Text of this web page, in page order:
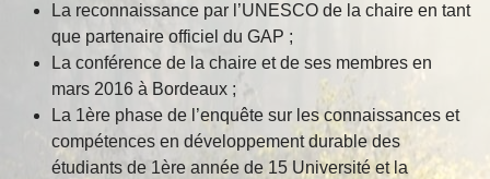
La reconnaissance par l’UNESCO de la chaire en tant
que partenaire officiel du GAP ;
La conférence de la chaire et de ses membres en
mars 2016 à Bordeaux ;
La 1ère phase de l’enquête sur les connaissances et
compétences en développement durable des
étudiants de 1ère année de 15 Université et la